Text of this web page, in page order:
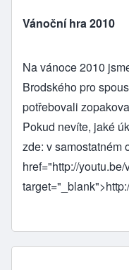
Vánoční hra 2010
Na vánoce 2010
Brodského pro
potřebovali
Pokud nevíte, jaké
zde: v samostatném
href="http://
target="_blank">